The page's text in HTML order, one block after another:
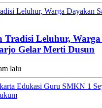
Leluhur, Warga Dayakan
Tradisi Leluhur,
Gelar Merti Dusun
lalu
Edukasi Guru SMKN 1